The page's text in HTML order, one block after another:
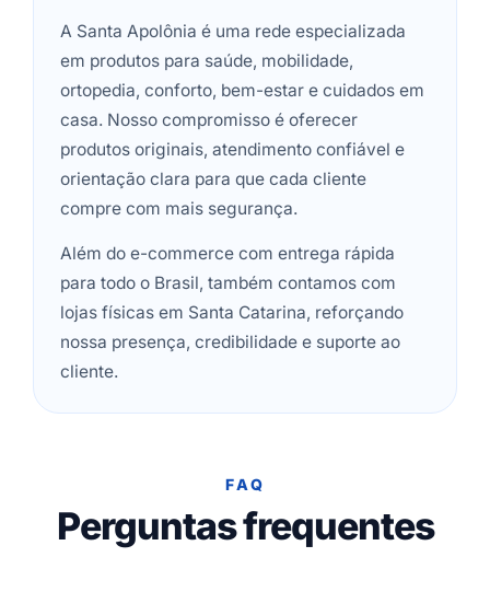
A Santa Apolônia é uma rede especializada
em produtos para saúde, mobilidade,
ortopedia, conforto, bem-estar e cuidados em
casa. Nosso compromisso é oferecer
produtos originais, atendimento confiável e
orientação clara para que cada cliente
compre com mais segurança.
Além do e-commerce com entrega rápida
para todo o Brasil, também contamos com
lojas físicas em Santa Catarina, reforçando
nossa presença, credibilidade e suporte ao
cliente.
FAQ
Perguntas frequentes